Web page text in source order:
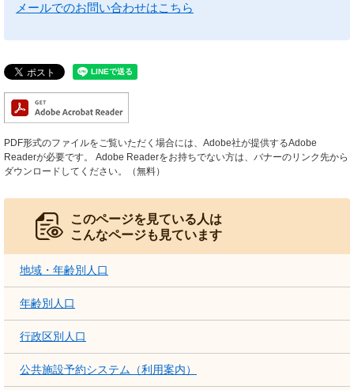
メールでのお問い合わせはこちら
PDF形式のファイルをご覧いただく場合には、Adobe社が提供するAdobe
Readerが必要です。
Adobe Readerをお持ちでない方は、バナーのリンク先から
ダウンロードしてください。（無料）
このページを見ている人は
こんなページも見ています
地域・年齢別人口
年齢別人口
行政区別人口
公共施設予約システム（利用案内）